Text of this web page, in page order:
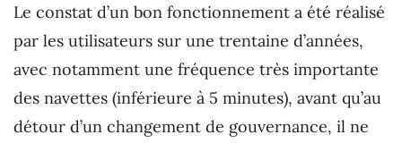
Le constat d’un bon fonctionnement a été réalisé
par les utilisateurs sur une trentaine d’années,
avec notamment une fréquence très importante
des navettes (inférieure à 5 minutes), avant qu’au
détour d’un changement de gouvernance, il ne